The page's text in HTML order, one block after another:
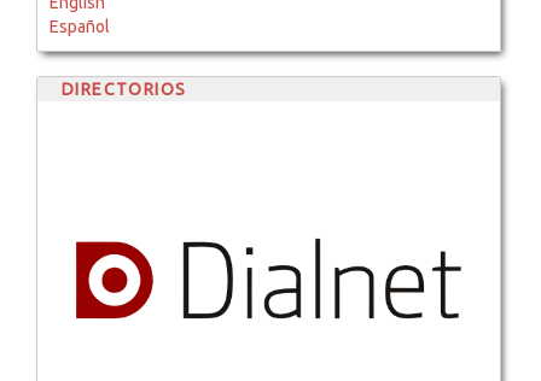
Español
DIRECTORIOS